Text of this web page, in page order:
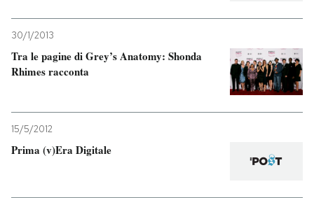
30/1/2013
Tra le pagine di Grey’s Anatomy: Shonda
Rhimes racconta
15/5/2012
Prima (v)Era Digitale